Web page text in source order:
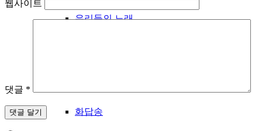
우리들의 노래
화답송
웹사이트
댓글 *